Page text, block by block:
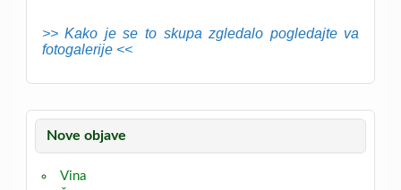
>> Kako je se to skupa zgledalo pogledajte va
fotogalerije <<
Nove objave
Vina